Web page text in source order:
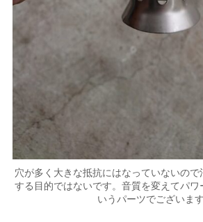
穴が多く大きな抵抗にはなっていないの
する目的ではないです。音質を変えてパワ
いうパーツでございます